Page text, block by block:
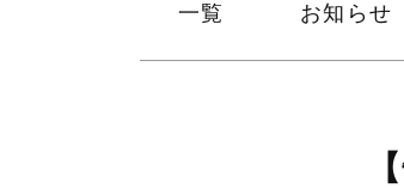
一覧 お知らせ
【